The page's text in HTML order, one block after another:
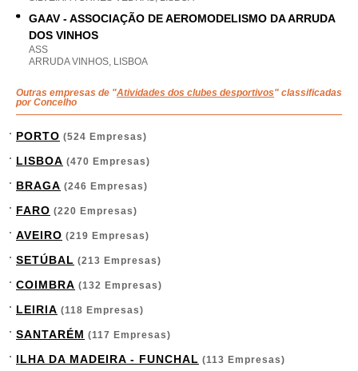
GAAV - ASSOCIAÇÃO DE AEROMODELISMO DA ARRUDA
DOS VINHOS
ASS
ARRUDA VINHOS, LISBOA
Outras empresas de "Atividades dos clubes desportivos" classificadas
por Concelho
PORTO (524 Empresas)
LISBOA (470 Empresas)
BRAGA (246 Empresas)
FARO (220 Empresas)
AVEIRO (219 Empresas)
SETÚBAL (213 Empresas)
COIMBRA (132 Empresas)
LEIRIA (118 Empresas)
SANTARÉM (117 Empresas)
ILHA DA MADEIRA - FUNCHAL (113 Empresas)